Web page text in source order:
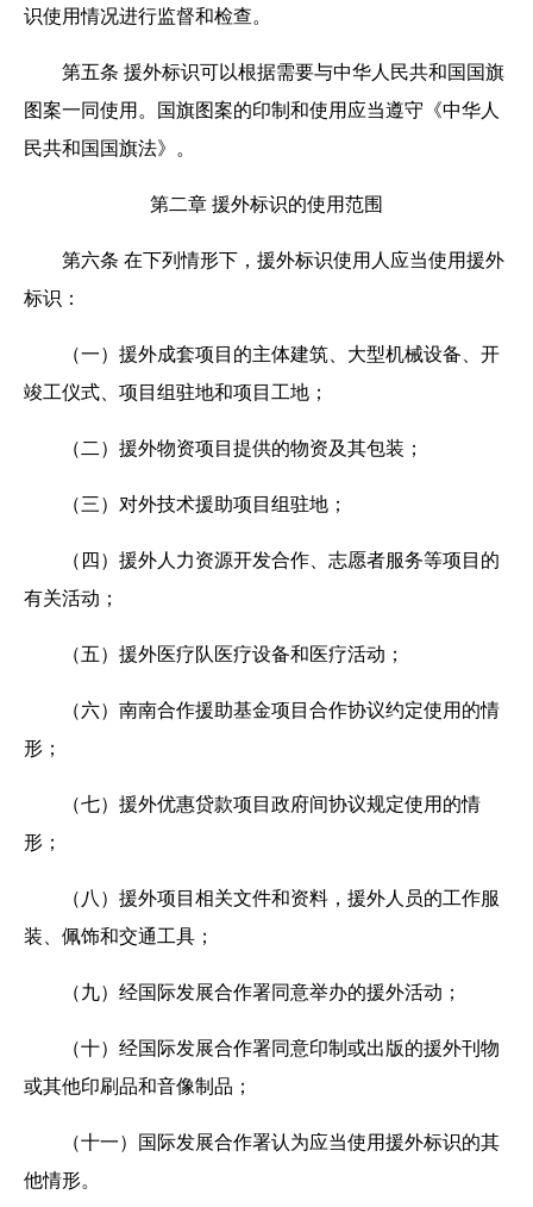
识使用情况进行监督和检查。
第五条 援外标识可以根据需要与中华人民共和国国旗
图案一同使用。国旗图案的印制和使用应当遵守《中华人
民共和国国旗法》。
第二章 援外标识的使用范围
第六条 在下列情形下，援外标识使用人应当使用援外
标识：
（一）援外成套项目的主体建筑、大型机械设备、开
竣工仪式、项目组驻地和项目工地；
（二）援外物资项目提供的物资及其包装；
（三）对外技术援助项目组驻地；
（四）援外人力资源开发合作、志愿者服务等项目的
有关活动；
（五）援外医疗队医疗设备和医疗活动；
（六）南南合作援助基金项目合作协议约定使用的情
形；
（七）援外优惠贷款项目政府间协议规定使用的情
形；
（八）援外项目相关文件和资料，援外人员的工作服
装、佩饰和交通工具；
（九）经国际发展合作署同意举办的援外活动；
（十）经国际发展合作署同意印制或出版的援外刊物
或其他印刷品和音像制品；
（十一）国际发展合作署认为应当使用援外标识的其
他情形。